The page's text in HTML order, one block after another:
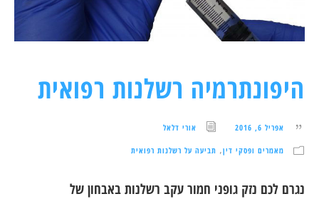
היפונתרמיה רשלנות רפואית
אפריל 6, 2016 אורי דלאל
מאמרים ופסקי דין, תביעה על רשלנות רפואית
נגרם לכם נזק גופני חמור עקב רשלנות באבחון של